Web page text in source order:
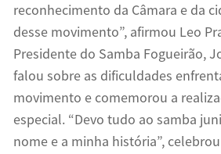
reconhecimento da Câmara e da
desse movimento”, afirmou Leo
Presidente do Samba Fogueirão,
falou sobre as dificuldades
movimento e comemorou a
especial. “Devo tudo ao samba
nome e a minha história”,